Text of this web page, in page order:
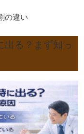
の違い
出る？まず知っ